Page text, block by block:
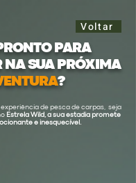
Voltar
PARA
NA SUA PRÓXIMA
?
de pesca de carpas, seja
Estrela Wild, a sua estadia promete
e inesquecível.